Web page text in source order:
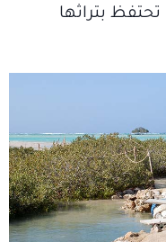
تحتفظ بتراثها